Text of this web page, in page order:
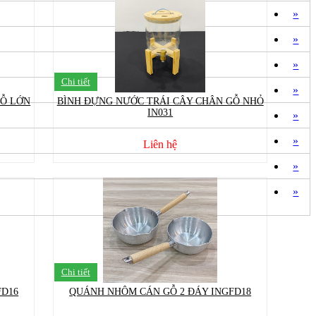
LỚN
Chi tiết
BÌNH ĐỰNG NƯỚC TRÁI CÂY CHÂN GỖ NHỎ
IN031
Liên hệ
Chi tiết
QUÁNH NHÔM CÁN GỖ 2 ĐÁY INGFD18
»
»
»
»
»
»
»
»